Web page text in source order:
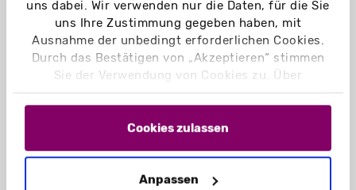
uns dabei. Wir verwenden nur die Daten, für die Sie
uns Ihre Zustimmung gegeben haben, mit
Ausnahme der unbedingt erforderlichen Cookies.
Durch das Bestätigen von „Akzeptieren“ stimmen
Sie der Verwendung von Cookies zu. Über
„Einstellungen“ können Sie auswählen, welche
Cookies Sie zulassen. Hier finden Sie unser
und unsereDatenschutzerklärung
Cookies zulassen
Anpassen
3 gratis Muster für Firmenkunden. Aufwendige Muster ab
9,95 €. Die Musterkosten werden in Form eines Gutscheins
erstattet.
Bei Fragen wenden Sie sich gerne an unsere erfahrenen
Kundenbetreuer.
: Bitte beachten Sie, dass bei uns maximal 10 Muster
uns vor, weitere Musterbestellungen zu stornieren.
Mehr lesen